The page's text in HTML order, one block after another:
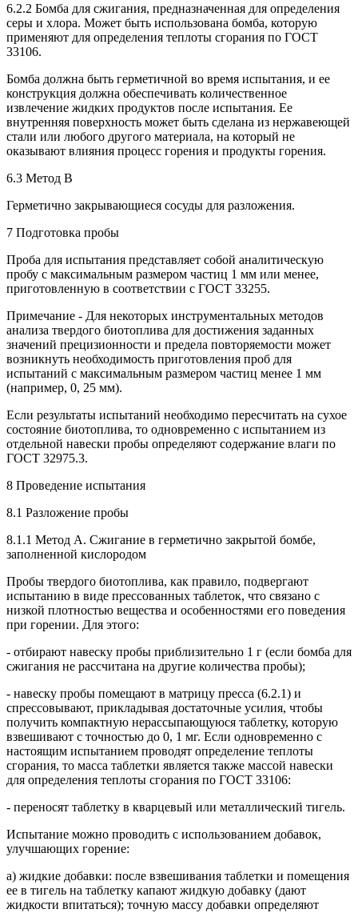
6.2.2 Бомба для сжигания, предназначенная для определения
серы и хлора. Может быть использована бомба, которую
применяют для определения теплоты сгорания по ГОСТ
33106.
Бомба должна быть герметичной во время испытания, и ее
конструкция должна обеспечивать количественное
извлечение жидких продуктов после испытания. Ее
внутренняя поверхность может быть сделана из нержавеющей
стали или любого другого материала, на который не
оказывают влияния процесс горения и продукты горения.
6.3 Метод В
Герметично закрывающиеся сосуды для разложения.
7 Подготовка пробы
Проба для испытания представляет собой аналитическую
пробу с максимальным размером частиц 1 мм или менее,
приготовленную в соответствии с ГОСТ 33255.
Примечание - Для некоторых инструментальных методов
анализа твердого биотоплива для достижения заданных
значений прецизионности и предела повторяемости может
возникнуть необходимость приготовления проб для
испытаний с максимальным размером частиц менее 1 мм
(например, 0, 25 мм).
Если результаты испытаний необходимо пересчитать на сухое
состояние биотоплива, то одновременно с испытанием из
отдельной навески пробы определяют содержание влаги по
ГОСТ 32975.3.
8 Проведение испытания
8.1 Разложение пробы
8.1.1 Метод А. Сжигание в герметично закрытой бомбе,
заполненной кислородом
Пробы твердого биотоплива, как правило, подвергают
испытанию в виде прессованных таблеток, что связано с
низкой плотностью вещества и особенностями его поведения
при горении. Для этого:
- отбирают навеску пробы приблизительно 1 г (если бомба для
сжигания не рассчитана на другие количества пробы);
- навеску пробы помещают в матрицу пресса (6.2.1) и
спрессовывают, прикладывая достаточные усилия, чтобы
получить компактную нерассыпающуюся таблетку, которую
взвешивают с точностью до 0, 1 мг. Если одновременно с
настоящим испытанием проводят определение теплоты
сгорания, то масса таблетки является также массой навески
для определения теплоты сгорания по ГОСТ 33106:
- переносят таблетку в кварцевый или металлический тигель.
Испытание можно проводить с использованием добавок,
улучшающих горение:
a) жидкие добавки: после взвешивания таблетки и помещения
ее в тигель на таблетку капают жидкую добавку (дают
жидкости впитаться); точную массу добавки определяют